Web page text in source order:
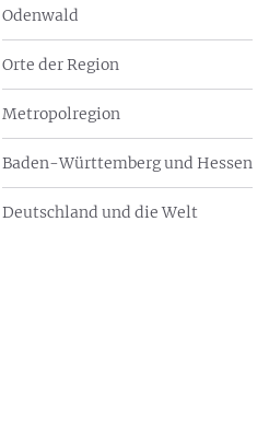
Odenwald
Orte der Region
Metropolregion
Baden-Württemberg und Hessen
Deutschland und die Welt